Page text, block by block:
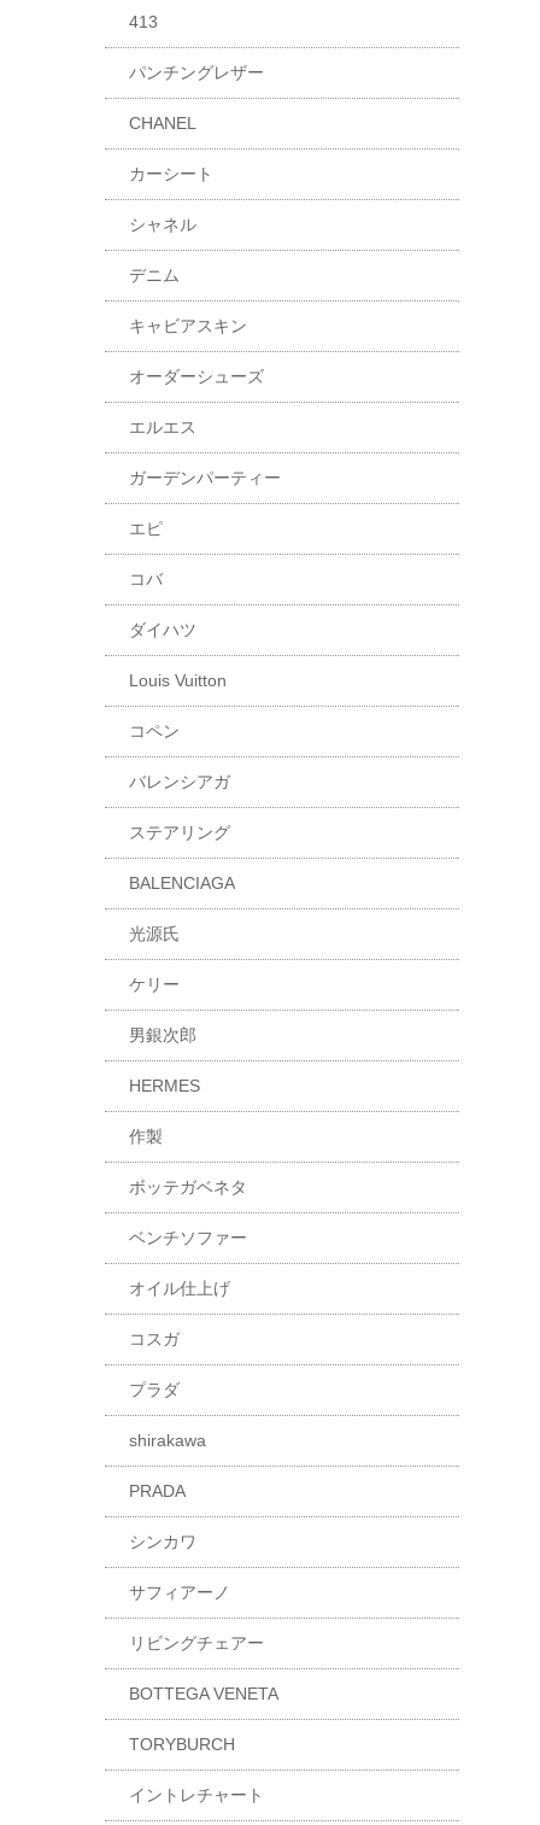
413
パンチングレザー
CHANEL
カーシート
シャネル
デニム
キャビアスキン
オーダーシューズ
エルエス
ガーデンパーティー
エピ
コバ
ダイハツ
Louis Vuitton
コペン
バレンシアガ
ステアリング
BALENCIAGA
光源氏
ケリー
男銀次郎
HERMES
作製
ボッテガベネタ
ベンチソファー
オイル仕上げ
コスガ
プラダ
shirakawa
PRADA
シンカワ
サフィアーノ
リビングチェアー
BOTTEGA VENETA
TORYBURCH
イントレチャート